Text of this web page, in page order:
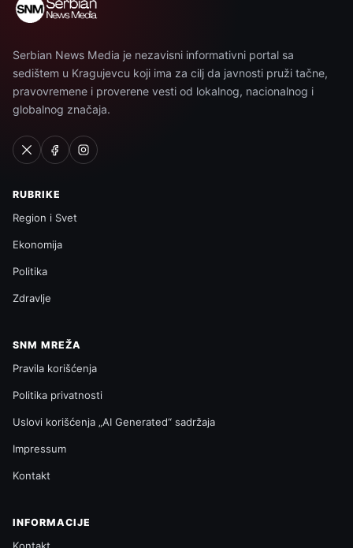
Serbian News Media je nezavisni informativni portal sa
sedištem u Kragujevcu koji ima za cilj da javnosti pruži tačne,
pravovremene i proverene vesti od lokalnog, nacionalnog i
globalnog značaja.
RUBRIKE
Region i Svet
Ekonomija
Politika
Zdravlje
SNM MREŽA
Pravila korišćenja
Politika privatnosti
Uslovi korišćenja „AI Generated“ sadržaja
Impressum
Kontakt
INFORMACIJE